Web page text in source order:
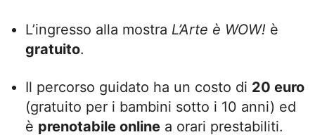
L’ingresso alla mostra L’Arte è WOW! è
gratuito.
Il percorso guidato ha un costo di 20 euro
(gratuito per i bambini sotto i 10 anni) ed
è prenotabile online a orari prestabiliti.